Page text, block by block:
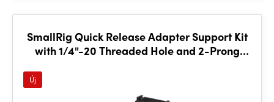
SmallRig Quick Release Adapter Support Kit
with 1/4"-20 Threaded Hole and 2-Prong
Új